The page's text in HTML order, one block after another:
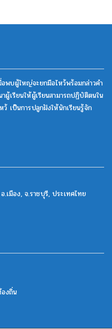
พบผู้ใหญ่จะยกมือไหว้พร้อมกล่าวคำ
ผู้เรียนให้ผู้เรียนสามารถปฏิบัติตนใน
ว้ เป็นการปลูกฝังให้นักเรียนรู้จัก
เมือง, จ.ราชบุรี, ประเทศไทย
งถิ่น